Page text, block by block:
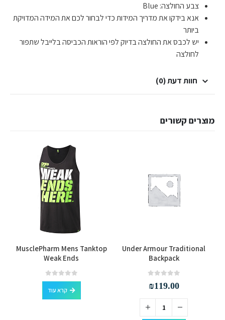
צבע החולצה: Blue
אנא בידקו את מדריך המידות כדי לבחור לכם את המידה המדויקת
ביותר
יש לכבס את החולצה בדיוק לפי הוראות הכביסה בלייבל שתפור
לחולצה
חוות דעת (0)
מוצרים קשורים
Under Armour Traditional
Backpack
₪119.00
MusclePharm Mens Tanktop
Weak Ends
0
out of 5
קרא עוד